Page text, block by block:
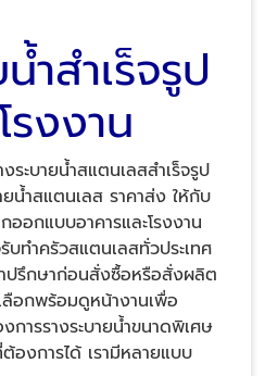
ำสำเร็จรูป
รงงาน
บายน้ำสแตนเลสสำเร็จรูป
ยน้ำสแตนเลส ราคาส่ง ให้กับ
อกแบบอาคารและโรงงาน
บทำครัวสแตนเลสทั่วประเทศ
ปรึกษาก่อนสั่งซื้อหรือสั่งผลิต
ลือกพร้อมดูหน้างานเพื่อ
การรางระบายน้ำขนาดพิเศษ
งการได้ เรามีหลายแบบ